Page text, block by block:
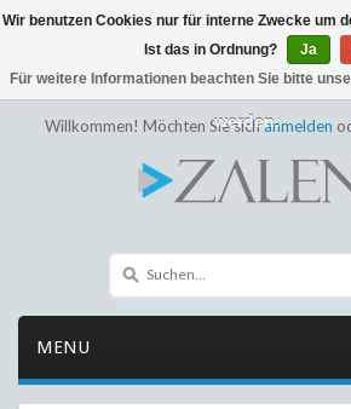
Willkommen! Möchten Sie sichanmelden
MENU
Wir benutzen Cookies nur für interne Zwecke um
Ist das in Ordnung?
Ja
Für weitere Informationen beachten Sie bitte
← Zurück zum BackofficeDieser Shop
Eventuell können nicht alle Bestellungen
werden.